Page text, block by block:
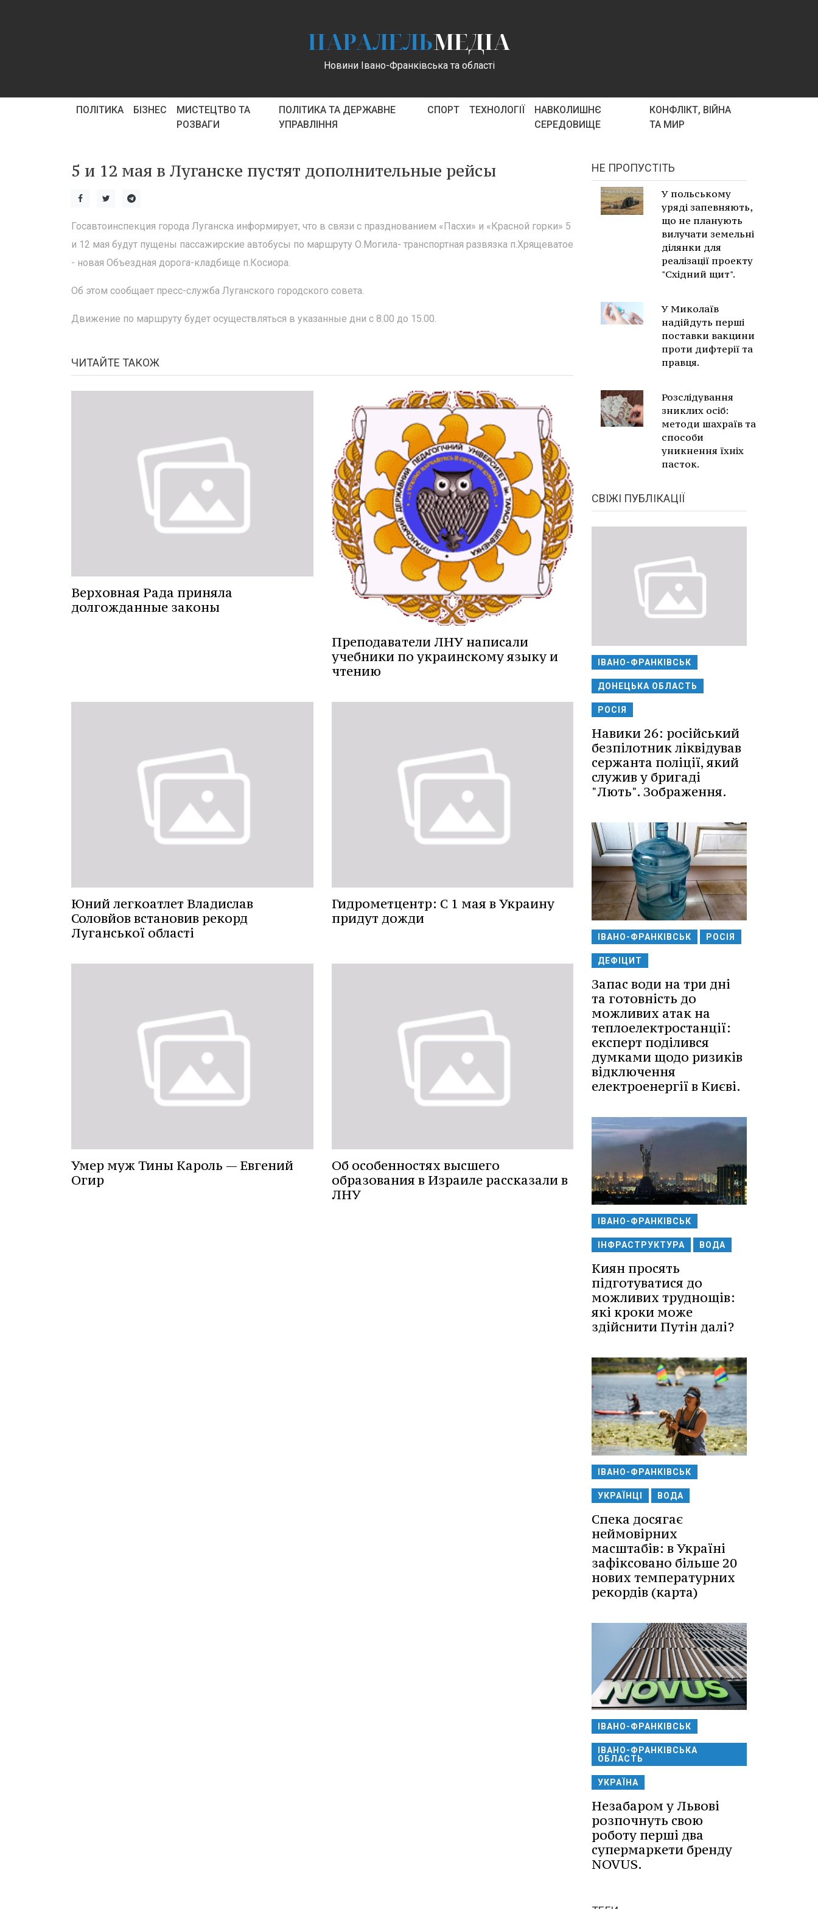
ПАРАЛЕЛЬМЕДІА
Новини Івано-Франківська та області
ПОЛІТИКА БІЗНЕС
МИСТЕЦТВО ТА
РОЗВАГИ
ПОЛІТИКА ТА ДЕРЖАВНЕ
УПРАВЛІННЯ
СПОРТ ТЕХНОЛОГІЇ
НАВКОЛИШНЄ
СЕРЕДОВИЩЕ
КОНФЛІКТ, ВІЙНА
ТА МИР
5 и 12 мая в Луганске пустят дополнительные рейсы
Госавтоинспекция города Луганска информирует, что в связи с празднованием «Пасхи» и «Красной горки» 5
и 12 мая будут пущены пассажирские автобусы по маршруту О.Могила- транспортная развязка п.Хрящеватое
- новая Объездная дорога-кладбище п.Косиора.
Об этом сообщает пресс-служба Луганского городского совета.
Движение по маршруту будет осуществляться в указанные дни с 8.00 до 15.00.
ЧИТАЙТЕ ТАКОЖ
Верховная Рада приняла
долгожданные законы
Преподаватели ЛНУ написали
учебники по украинскому языку и
чтению
Юний легкоатлет Владислав
Соловйов встановив рекорд
Луганської області
Гидрометцентр: С 1 мая в Украину
придут дожди
Умер муж Тины Кароль — Евгений
Огир
Об особенностях высшего
образования в Израиле рассказали в
ЛНУ
НЕ ПРОПУСТІТЬ
У польському
уряді запевняють,
що не планують
вилучати земельні
ділянки для
реалізації проекту
"Східний щит".
У Миколаїв
надійдуть перші
поставки вакцини
проти дифтерії та
правця.
Розслідування
зниклих осіб:
методи шахраїв та
способи
уникнення їхніх
пасток.
СВІЖІ ПУБЛІКАЦІЇ
ІВАНО-ФРАНКІВСЬК
ДОНЕЦЬКА ОБЛАСТЬ
РОСІЯ
Навики 26: російський
безпілотник ліквідував
сержанта поліції, який
служив у бригаді
"Лють". Зображення.
ІВАНО-ФРАНКІВСЬК РОСІЯ
ДЕФІЦИТ
Запас води на три дні
та готовність до
можливих атак на
теплоелектростанції:
експерт поділився
думками щодо ризиків
відключення
електроенергії в Києві.
ІВАНО-ФРАНКІВСЬК
ІНФРАСТРУКТУРА ВОДА
Киян просять
підготуватися до
можливих труднощів:
які кроки може
здійснити Путін далі?
ІВАНО-ФРАНКІВСЬК
УКРАЇНЦІ ВОДА
Спека досягає
неймовірних
масштабів: в Україні
зафіксовано більше 20
нових температурних
рекордів (карта)
ІВАНО-ФРАНКІВСЬК
ІВАНО-ФРАНКІВСЬКА
ОБЛАСТЬ
УКРАЇНА
Незабаром у Львові
розпочнуть свою
роботу перші два
супермаркети бренду
NOVUS.